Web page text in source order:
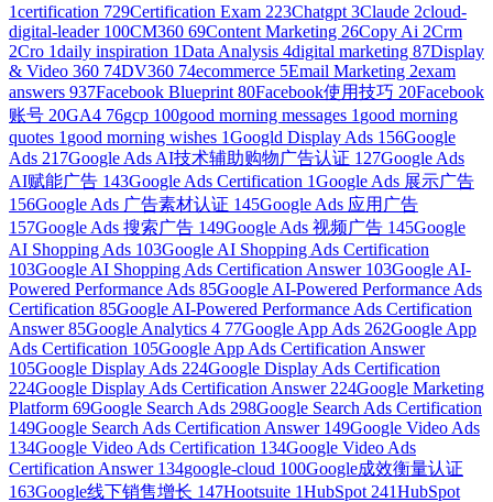
1certification 729Certification Exam 223Chatgpt 3Claude 2cloud-
digital-leader 100CM360 69Content Marketing 26Copy Ai 2Crm
2Cro 1daily inspiration 1Data Analysis 4digital marketing 87Display
& Video 360 74DV360 74ecommerce 5Email Marketing 2exam
answers 937Facebook Blueprint 80Facebook使用技巧 20Facebook
账号 20GA4 76gcp 100good morning messages 1 good morning
quotes 1 good morning wishes 1Googld Display Ads 156Google
Ads 217Google Ads AI技术辅助购物广告认证 127Google Ads
AI赋能广告 143Google Ads Certification 1Google Ads 展示广告
156Google Ads 广告素材认证 145Google Ads 应用广告
157Google Ads 搜索广告 149Google Ads 视频广告 145Google
AI Shopping Ads 103Google AI Shopping Ads Certification
103Google AI Shopping Ads Certification Answer 103Google AI-
Powered Performance Ads 85Google AI-Powered Performance Ads
Certification 85Google AI-Powered Performance Ads Certification
Answer85Google Analytics 4 77Google App Ads 262Google App
Ads Certification 105Google App Ads Certification Answer
105Google Display Ads 224Google Display Ads Certification
224Google Display Ads Certification Answer 224Google Marketing
Platform 69Google Search Ads 298Google Search Ads Certification
149Google Search Ads Certification Answer 149Google Video Ads
134Google Video Ads Certification 134Google Video Ads
Certification Answer 134google-cloud 100Google成效衡量认证
163Google线下销售增长 147Hootsuite 1HubSpot 241HubSpot